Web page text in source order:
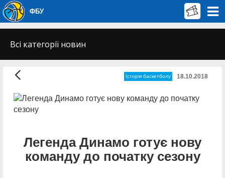
ФБУ
Всі категорії новин
Історія баскетболу 18.10.2018
Легенда Динамо готує нову
команду до початку сезону